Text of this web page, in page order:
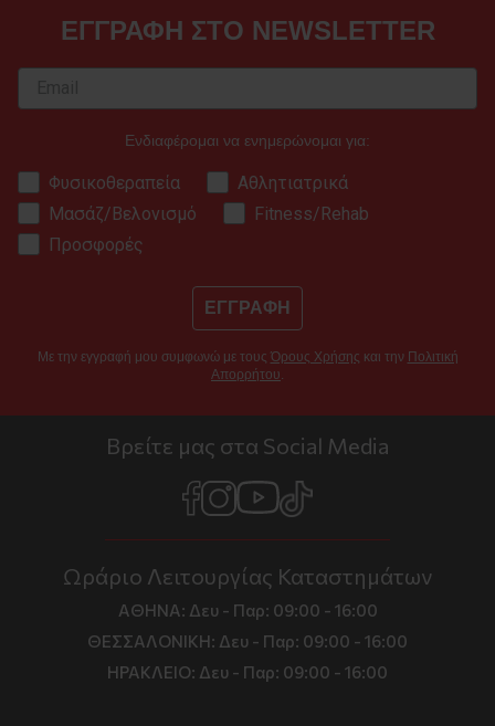
ΕΓΓΡΑΦΗ ΣΤΟ NEWSLETTER
Ενδιαφέρομαι να ενημερώνομαι για:
Φυσικοθεραπεία
Αθλητιατρικά
Μασάζ/Βελονισμό
Fitness/Rehab
Προσφορές
ΕΓΓΡΑΦΗ
Με την εγγραφή μου συμφωνώ με τους Όρους Χρήσης και την Πολιτική
Απορρήτου.
Βρείτε μας στα Social Media
Ωράριο Λειτουργίας Καταστημάτων
ΑΘΗΝΑ: Δευ - Παρ: 09:00 - 16:00
ΘΕΣΣΑΛΟΝΙΚΗ: Δευ - Παρ: 09:00 - 16:00
ΗΡΑΚΛΕΙΟ: Δευ - Παρ: 09:00 - 16:00